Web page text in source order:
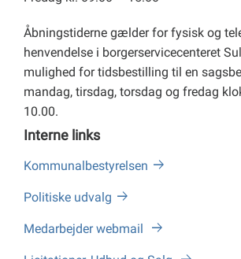
Åbningstiderne gælder for fysisk og
henvendelse i borgerservicecenteret
mulighed for tidsbestilling til en
mandag, tirsdag, torsdag og fredag
10.00.
Interne links
Kommunalbestyrelsen
Politiske udvalg
Medarbejder webmail